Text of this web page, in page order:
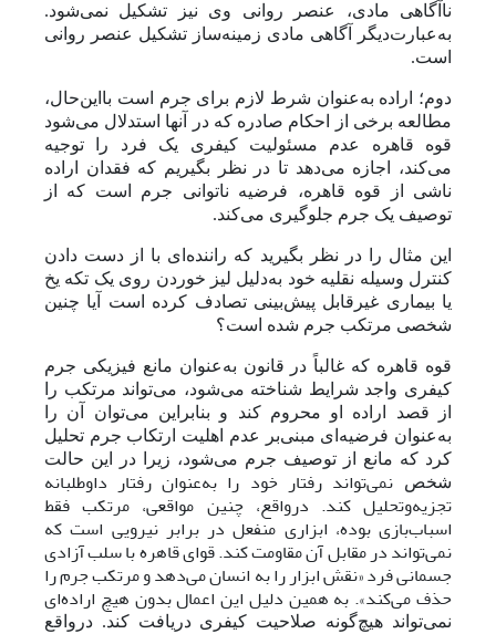
ناآگاهی مادی، عنصر روانی وی نیز تشکیل نمی‌شود.
به‌عبارت‌دیگر آگاهی مادی زمینه‌ساز تشکیل عنصر روانی
است.
دوم؛ اراده به‌‌عنوان شرط لازم برای جرم است با‌این‌حال،
مطالعه برخی از احکام صادره که در آنها استدلال می‌شود
قوه قاهره عدم ‌مسئولیت کیفری یک فرد را توجیه
می‌کند، اجازه می‌دهد تا در نظر بگیریم که فقدان اراده
ناشی از قوه قاهره، فرضیه ناتوانی جرم است که از
توصیف یک جرم جلوگیری می‌کند.
این مثال را در نظر بگیرید که راننده‌ای با از دست دادن
کنترل وسیله نقلیه خود به‌دلیل لیز خوردن روی یک تکه یخ
یا بیماری غیرقابل پیش‌بینی تصادف کرده است آیا چنین
شخصی مرتکب جرم شده است؟
قوه قاهره که غالباً در قانون به‌عنوان مانع فیزیکی جرم
کیفری واجد شرایط شناخته می‌شود، می‌تواند مرتکب را
از قصد اراده او محروم کند و بنابراین می‌توان آن را
به‌عنوان فرضیه‌ای مبنی‌بر عدم اهلیت ارتکاب جرم تحلیل
کرد که مانع از توصیف جرم می‌شود، زیرا در این حالت
شخص
نمی‌تواند رفتار خود را به‌عنوان رفتار داوطلبانه
تجزیه‌و‌تحلیل کند. در‌واقع، چنین مواقعی، مرتکب فقط
اسباب‌بازی بوده، ابزاری منفعل در برابر نیرویی است که
نمی‌تواند در مقابل آن مقاومت کند. قوای قاهره با سلب آزادی
جسمانی فرد «نقش ابزار را به انسان می‌دهد و مرتکب جرم را
حذف می‌کند». به همین دلیل این اعمال بدون هیچ اراده‌ای
نمی‌تواند هیچ‌گونه صلاحیت کیفری دریافت کند. در‌واقع